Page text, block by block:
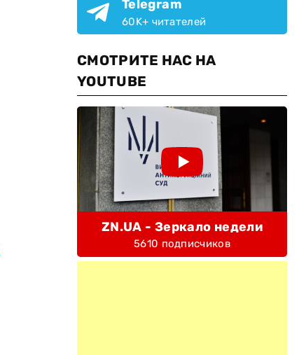
Telegram
60K+ читателей
СМОТРИТЕ НАС НА
YOUTUBE
ZN.UA - Зеркало недели
5610 подписчиков